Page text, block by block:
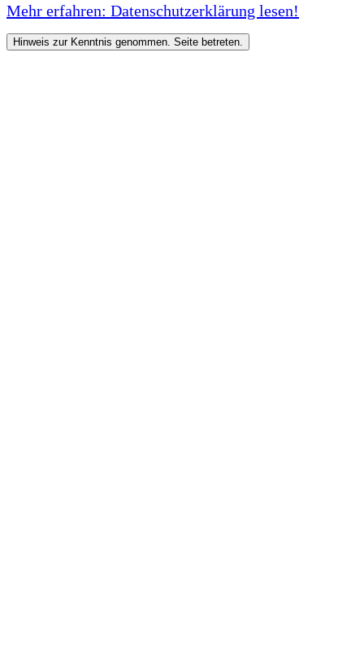
Mehr erfahren: Datenschutzerklärung lesen!
Hinweis zur Kenntnis genommen. Seite betreten.